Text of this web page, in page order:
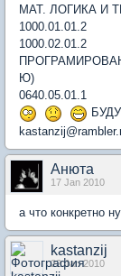
МАТ. ЛОГИКА И
1000.01.01.2
1000.02.01.2
Ю)
0640.05.01.1
Анюта
17 Jan 2010
а что конкретно
kastanzij
22 Jan 2010